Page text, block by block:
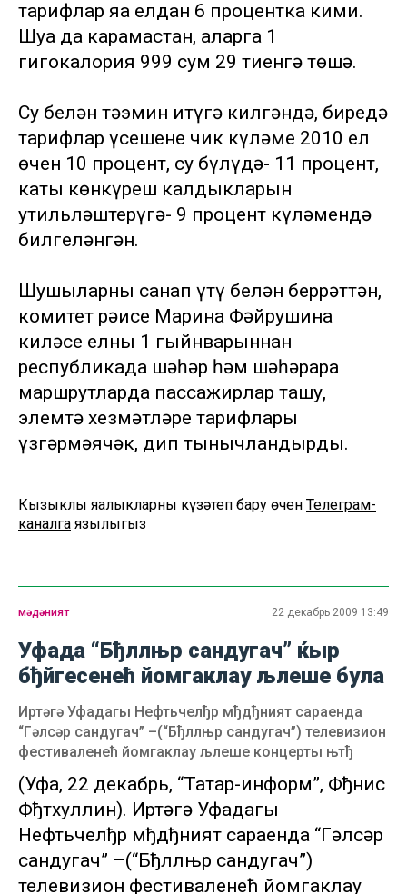
тарифлар яңа елдан 6 процентка кими.
Шуңа да карамастан, аларга 1
гигокалория 999 сум 29 тиенгә төшә.
Су белән тәэмин итүгә килгәндә, биредә
тарифлар үсешенең чик күләме 2010 ел
өчен 10 процент, су бүлүдә- 11 процент,
каты көнкүреш калдыкларын
утильләштерүгә- 9 процент күләмендә
билгеләнгән.
Шушыларны санап үтү белән беррәттән,
комитет рәисе Марина Фәйрушина
киләсе елның 1 гыйнварыннан
республикада шәһәр һәм шәһәрара
маршрутларда пассажирлар ташу,
элемтә хезмәтләре тарифлары
үзгәрмәячәк, дип тынычландырды.
Кызыклы яңалыкларны күзәтеп бару өчен Телеграм-
каналга язылыгыз
мәдәният 22 декабрь 2009 13:49
Уфада “Бђллњр сандугач” ќыр
бђйгесенећ йомгаклау љлеше була
Иртәгә Уфадагы Нефтьчелђр мђдђният сараенда
“Гәлсәр сандугач” –(“Бђллњр сандугач”) телевизион
фестиваленећ йомгаклау љлеше концерты њтђ
(Уфа, 22 декабрь, “Татар-информ”, Фђнис
Фђтхуллин). Иртәгә Уфадагы
Нефтьчелђр мђдђният сараенда “Гәлсәр
сандугач” –(“Бђллњр сандугач”)
телевизион фестиваленећ йомгаклау